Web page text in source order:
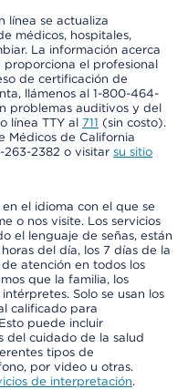
línea se actualiza
médicos, hospitales,
La información acerca
el profesional
de certificación de
llámenos al 1-800-464-
problemas auditivos y del
línea TTY al 711 (sin costo).
Médicos de California
263-2382 o visitar su sitio
el idioma con el que se
o nos visite. Los servicios
el lenguaje de señas, están
del día, los 7 días de la
atención en todos los
que la familia, los
Solo se usan los
calificado para
puede incluir
del cuidado de la salud
tipos de
por video u otras.
de interpretación.